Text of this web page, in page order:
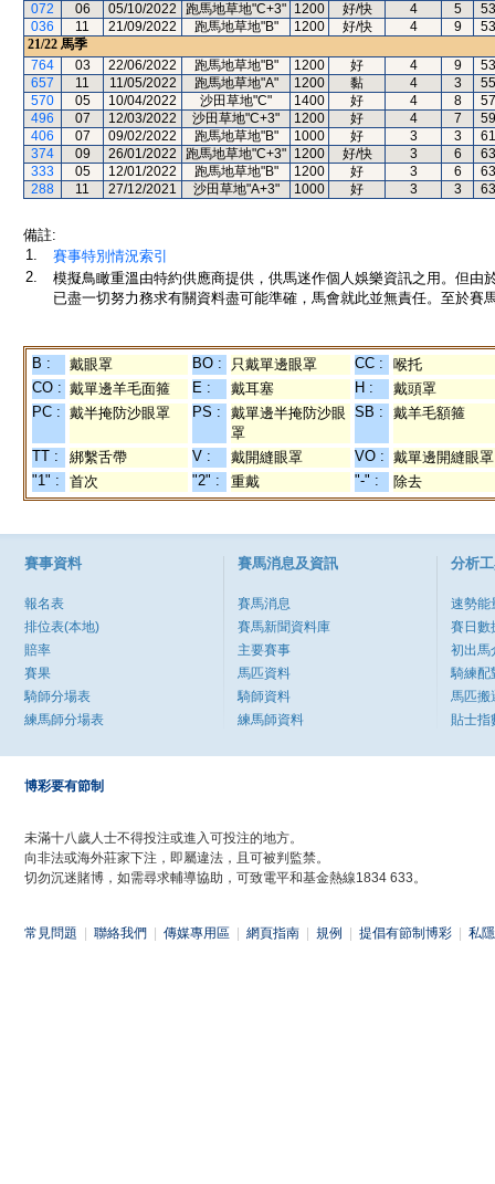
072
06 05/10/2022 跑馬地草地"C+3" 1200 好/快 4 5
53
036
11 21/09/2022 跑馬地草地"B" 1200 好/快 4 9
53
21/22 馬季
764
03 22/06/2022 跑馬地草地"B" 1200 好 4 9
53
657
11 11/05/2022 跑馬地草地"A" 1200 黏 4 3
55
570
05 10/04/2022 沙田草地"C" 1400 好 4 8
57
496
07 12/03/2022 沙田草地"C+3" 1200 好 4 7
59
406
07 09/02/2022 跑馬地草地"B" 1000 好 3 3
61
374
09 26/01/2022 跑馬地草地"C+3" 1200 好/快 3 6
63
333
05 12/01/2022 跑馬地草地"B" 1200 好 3 6
63
288
11 27/12/2021 沙田草地"A+3" 1000 好 3 3 63
備註:
1.
賽事特別情況索引
2.
模擬鳥瞰重溫由特約供應商提供，供馬迷作個人娛樂資訊之用。但
已盡一切努力務求有關資料盡可能準確，馬會就此並無責任。至於賽
B : 戴眼罩 BO : 只戴單邊眼罩 CC :
喉托
CO : 戴單邊羊毛面箍 E : 戴耳塞 H :
戴頭罩
PC : 戴半掩防沙眼罩 PS :
戴單邊半掩防沙眼
罩
SB : 戴羊毛額箍
TT : 綁繫舌帶 V : 戴開縫眼罩 VO : 戴單邊開縫眼罩
"1" :
首次 "2" : 重戴 "-" : 除去
賽事資料
報名表
排位表(本地)
賠率
賽果
騎師分場表
練馬師分場表
賽馬消息及資訊
賽馬消息
賽馬新聞資料庫
主要賽事
馬匹資料
騎師資料
練馬師資料
分析
速勢能
賽日數
初出馬
騎練配
馬匹搬
貼士指
博彩要有節制
未滿十八歲人士不得投注或進入可投注的地方。
向非法或海外莊家下注，即屬違法，且可被判監禁。
切勿沉迷賭博，如需尋求輔導協助，可致電平和基金熱線1834 633。
常見問題 聯絡我們 傳媒專用區 網頁指南 規例 提倡有節制博彩 私